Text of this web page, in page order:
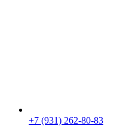
+7 (931) 262-80-83